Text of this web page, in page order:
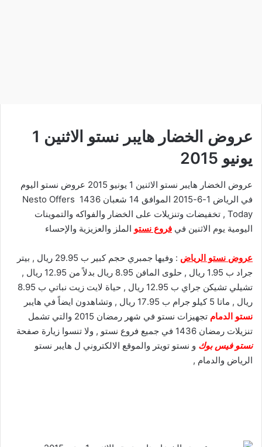
عروض الخضار هايبر نستو الاثنين 1
يونيو 2015
عروض الخضار هايبر نستو الاثنين 1 يونيو 2015 عروض نستو اليوم
في الرياض 1-6-2015 الموافق 14 شعبان 1436 Nesto Offers
Today , تخفيضات وتنزيلات على الخضار والفواكه والتموينات
اليومية يوم الاثنين في فروع نستو الملز والعزيزية والإحساء
عروض نستو الرياض
: وفيها جمبري حجم كبير ب 29.95 ريال , بيتر
جراد ب 1.95 ريال , حلوى المافن 8.95 ريال بدلاً من 12.95 ريال ,
تشيلي تشيكن جراي ب 12.95 ريال , حياة لايت زيت نباتي ب 8.95
ريال , ماتا 5 كيلو جرام ب 17.95 ريال , وتشاهدون ايضاً في هايبر
نستو الدمام
تجهيزات نستو في شهر رمضان 2015 والتي تشمل
تنزيلات رمضان 1436 في جميع فروع نستو , ولا تنسوا زيارة صفحة
نستو فيس بوك و نستو تويتر والموقع الالكتروني ل هايبر نستو
الرياض والدمام ,